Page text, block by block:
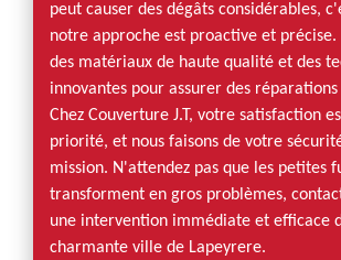
peut causer des dégâts considérables,
notre approche est proactive et précise.
des matériaux de haute qualité et des
innovantes pour assurer des
Chez Couverture J.T, votre satisfaction
priorité, et nous faisons de votre
mission. N'attendez pas que les petites
transforment en gros problèmes,
une intervention immédiate et efficace
charmante ville de Lapeyrere.